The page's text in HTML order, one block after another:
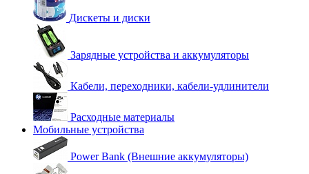
Дискеты и диски
Зарядные устройства и аккумуляторы
Кабели, переходники, кабели-удлинители
Расходные материалы
Мобильные устройства
Power Bank (Внешние аккумуляторы)